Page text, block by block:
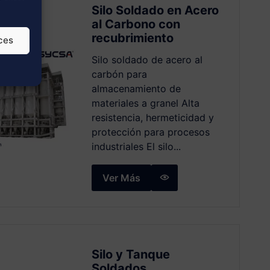
Silo Soldado en Acero
al Carbono con
recubrimiento
Silo soldado de acero al
carbón para
almacenamiento de
materiales a granel Alta
resistencia, hermeticidad y
protección para procesos
industriales El silo...
Ver Más
Silo y Tanque